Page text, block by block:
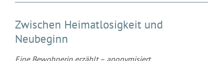
Zwischen Heimatlosigkeit und
Neubeginn
Eine Bewohnerin erzählt – anonymisiert